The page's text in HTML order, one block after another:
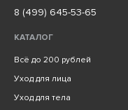
8 (499) 645-53-65
КАТАЛОГ
Всё до 200 рублей
Уход для лица
Уход для тела